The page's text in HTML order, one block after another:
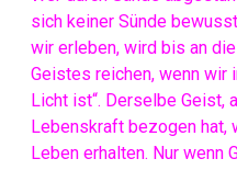
sich keiner Sünde
wir erleben, wird bis an
Geistes reichen, wenn wir
Licht ist“. Derselbe Geist,
Lebenskraft bezogen hat,
Leben erhalten. Nur wenn